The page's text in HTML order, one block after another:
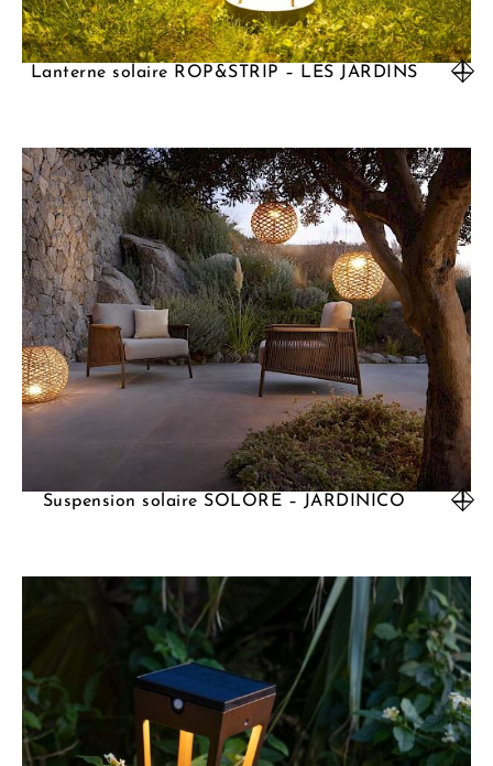
Lanterne solaire ROP&STRIP – LES JARDINS
Suspension solaire SOLORE – JARDINICO